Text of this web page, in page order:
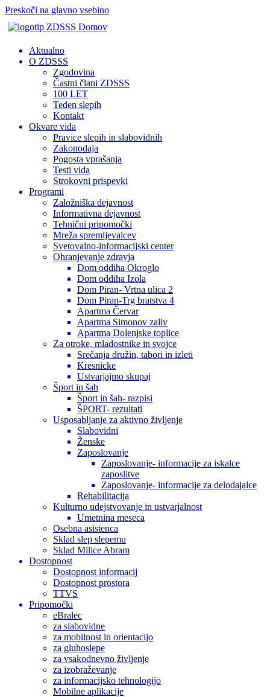
Preskoči na glavno vsebino
Domov
Aktualno
O ZDSSS
Zgodovina
Častni člani ZDSSS
100 LET
Teden slepih
Kontakt
Okvare vida
Pravice slepih in slabovidnih
Zakonodaja
Pogosta vprašanja
Testi vida
Strokovni prispevki
Programi
Založniška dejavnost
Informativna dejavnost
Tehnični pripomočki
Mreža spremljevalcev
Svetovalno-informacijski center
Ohranjevanje zdravja
Dom oddiha Okroglo
Dom oddiha Izola
Dom Piran- Vrtna ulica 2
Dom Piran-Trg bratstva 4
Apartma Červar
Apartma Simonov zaliv
Apartma Dolenjske toplice
Za otroke, mladostnike in svojce
Srečanja družin, tabori in izleti
Kresnicke
Ustvarjajmo skupaj
Šport in šah
Šport in šah- razpisi
ŠPORT- rezultati
Usposabljanje za aktivno življenje
Slabovidni
Ženske
Zaposlovanje
Zaposlovanje- informacije za iskalce
zaposlitve
Zaposlovanje- informacije za delodajalce
Rehabilitacija
Kulturno udejstvovanje in ustvarjalnost
Umetnina meseca
Osebna asistenca
Sklad slep slepemu
Sklad Milice Abram
Dostopnost
Dostopnost informacij
Dostopnost prostora
TTVS
Pripomočki
eBralec
za slabovidne
za mobilnost in orientacijo
za gluhoslepe
za vsakodnevno življenje
za izobraževanje
za informacijsko tehnologijo
Mobilne aplikacije